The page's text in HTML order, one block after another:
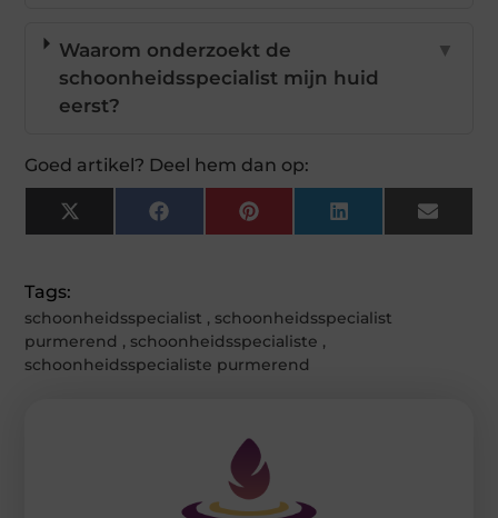
Waarom onderzoekt de
schoonheidsspecialist mijn huid
eerst?
▼
Goed artikel? Deel hem dan op:
X
(Twitter)
FacebookPinterestLinkedInEmail
Tags:
schoonheidsspecialist , schoonheidsspecialist
purmerend , schoonheidsspecialiste ,
schoonheidsspecialiste purmerend